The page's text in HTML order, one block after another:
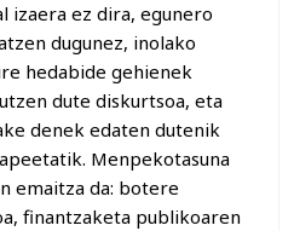
izaera ez dira, egunero
dugunez, inolako
hedabide gehienek
dute diskurtsoa, eta
denek edaten dutenik
Menpekotasuna
emaitza da: botere
finantzaketa publikoaren